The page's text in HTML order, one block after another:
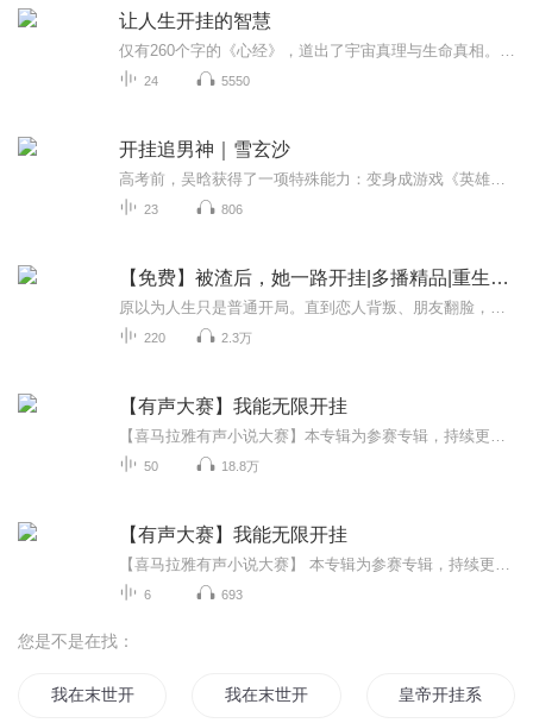
让人生开挂的智慧
24 5550
开挂追男神｜雪玄沙
23 806
【免费】被渣后，她一路开挂|多播精品|重生开挂
220 2.3万
【有声大赛】我能无限开挂
50 18.8万
【有声大赛】我能无限开挂
6 693
您是不是在找：
我在末世开个挂 我在末世开了挂 皇帝开挂系统